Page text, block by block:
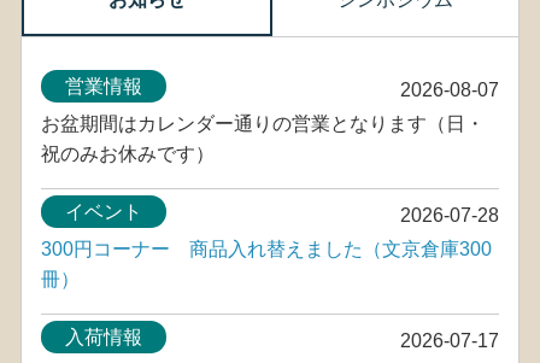
2026-08-07
営業情報
お盆期間はカレンダー通りの営業となります（日・
祝のみお休みです）
2026-07-28
イベント
300円コーナー 商品入れ替えました（文京倉庫300
冊）
2026-07-17
入荷情報